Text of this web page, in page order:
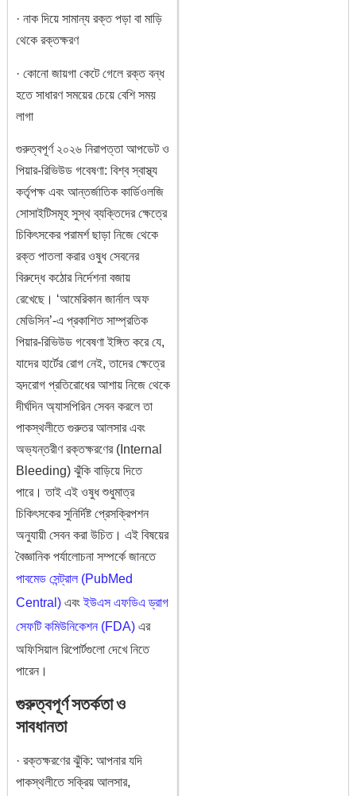
· নাক দিয়ে সামান্য রক্ত পড়া বা মাড়ি
থেকে রক্তক্ষরণ
· কোনো জায়গা কেটে গেলে রক্ত বন্ধ
হতে সাধারণ সময়ের চেয়ে বেশি সময়
লাগা
গুরুত্বপূর্ণ ২০২৬ নিরাপত্তা আপডেট ও
পিয়ার-রিভিউড গবেষণা: বিশ্ব স্বাস্থ্য
কর্তৃপক্ষ এবং আন্তর্জাতিক কার্ডিওলজি
সোসাইটিসমূহ সুস্থ ব্যক্তিদের ক্ষেত্রে
চিকিৎসকের পরামর্শ ছাড়া নিজে থেকে
রক্ত পাতলা করার ওষুধ সেবনের
বিরুদ্ধে কঠোর নির্দেশনা বজায়
রেখেছে। ‘আমেরিকান জার্নাল অফ
মেডিসিন’-এ প্রকাশিত সাম্প্রতিক
পিয়ার-রিভিউড গবেষণা ইঙ্গিত করে যে,
যাদের হার্টের রোগ নেই, তাদের ক্ষেত্রে
হৃদরোগ প্রতিরোধের আশায় নিজে থেকে
দীর্ঘদিন অ্যাসপিরিন সেবন করলে তা
পাকস্থলীতে গুরুতর আলসার এবং
অভ্যন্তরীণ রক্তক্ষরণের (Internal
Bleeding) ঝুঁকি বাড়িয়ে দিতে
পারে। তাই এই ওষুধ শুধুমাত্র
চিকিৎসকের সুনির্দিষ্ট প্রেসক্রিপশন
অনুযায়ী সেবন করা উচিত। এই বিষয়ের
বৈজ্ঞানিক পর্যালোচনা সম্পর্কে জানতে
পাবমেড সেন্ট্রাল (PubMed
Central) এবংইউএস এফডিএ ড্রাগ
সেফটি কমিউনিকেশন (FDA) এর
অফিসিয়াল রিপোর্টগুলো দেখে নিতে
পারেন।
গুরুত্বপূর্ণ সতর্কতা ও
সাবধানতা
· রক্তক্ষরণের ঝুঁকি: আপনার যদি
পাকস্থলীতে সক্রিয় আলসার,